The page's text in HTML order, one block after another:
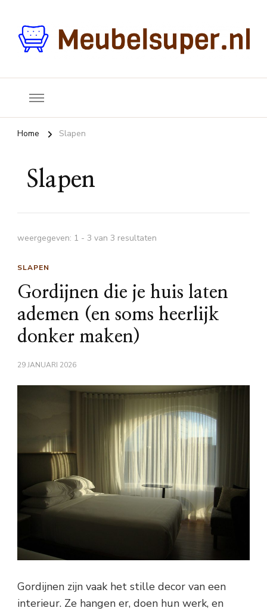
Home Slapen
Slapen
weergegeven: 1 - 3 van 3 resultaten
SLAPEN
Gordijnen die je huis laten
ademen (en soms heerlijk
donker maken)
29 JANUARI 2026
Gordijnen zijn vaak het stille decor van een
interieur. Ze hangen er, doen hun werk, en